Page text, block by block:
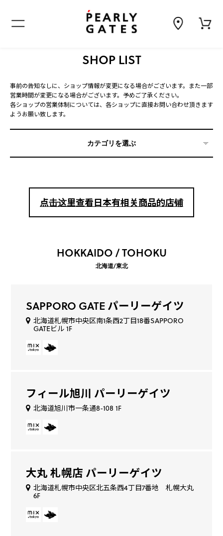
SHOP LIST
事前の告知なしに、ショップ情報が変更になる場合がございます。また一部
営業時間が変更になる場合がございます。予めご了承ください。
各ショップの営業体制については、各ショップに直接お問い合わせ頂きます
ようお願い致します。
カテゴリを選ぶ
点击这里查看日本有相关商品的店铺
HOKKAIDO / TOHOKU
北海道/東北
SAPPORO GATE パーリーゲイツ
北海道札幌市中央区南1条西2丁目18番SAPPORO
GATEビル 1F
フィール旭川 パーリーゲイツ
北海道旭川市一条通8-108 1F
大丸 札幌店 パーリーゲイツ
北海道札幌市中央区北五条西4丁目7番地 札幌大丸
6F